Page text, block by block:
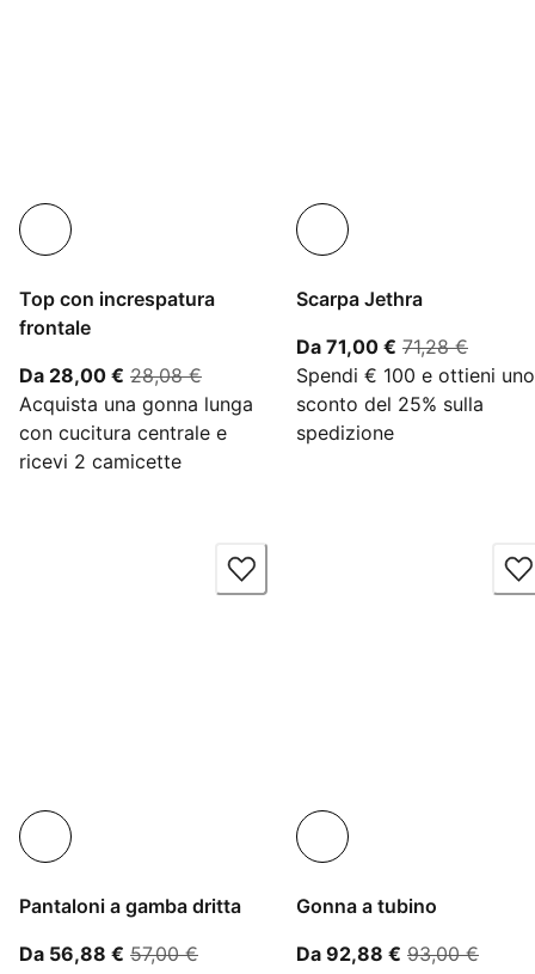
Top con increspatura
frontale
Da 28,00 € A partire dal prezzo attuale 28,00 €
28,08 €prezzo originale 28,08 €
Acquista una gonna lunga
con cucitura centrale e
ricevi 2 camicette
Scarpa Jethra
Da 71,00 € A partire dal
71,28 €prezzo
Spendi € 100 e ottieni uno
sconto del 25% sulla
spedizione
Pantaloni a gamba dritta
Da 56,88 € A partire dal prezzo attuale 56,88 €
57,00 €prezzo originale 57,00 €
Gonna a tubino
Da 92,88 € A partire dal
93,00 €